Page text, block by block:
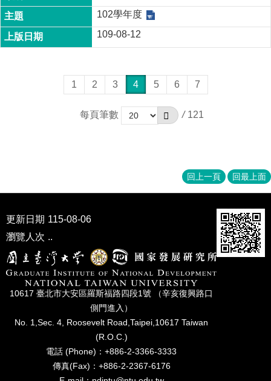
102學年度
109-08-12
1 2 3 4 5 6 7
每頁筆數 / 121
回上一頁 回最上面
更新日期 115-08-06
瀏覽人次 ..
10617 臺北市⼤安區羅斯福路四段1號 （辛亥復興路⼝
側⾨進入）
No. 1,Sec. 4, Roosevelt Road,Taipei,10617 Taiwan
(R.O.C.)
電話 (Phone)：+886-2-3366-3333
傳真(Fax)：+886-2-2367-6176